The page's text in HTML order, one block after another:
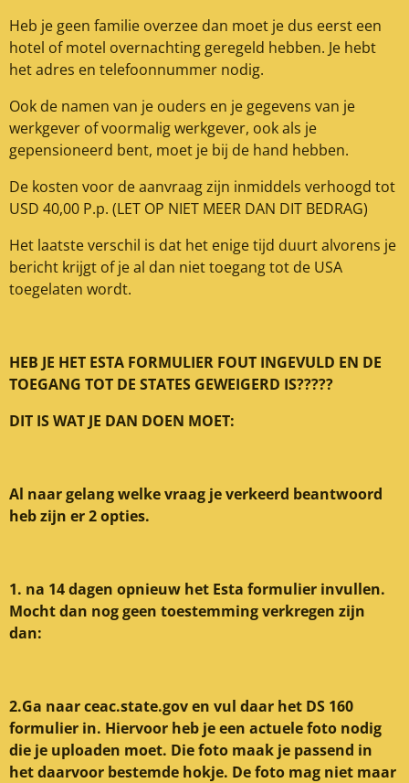
Heb je geen familie overzee dan moet je dus eerst een
hotel of motel overnachting geregeld hebben. Je hebt
het adres en telefoonnummer nodig.
Ook de namen van je ouders en je gegevens van je
werkgever of voormalig werkgever, ook als je
gepensioneerd bent, moet je bij de hand hebben.
De kosten voor de aanvraag zijn inmiddels verhoogd tot
USD 40,00 P.p. (LET OP NIET MEER DAN DIT BEDRAG)
Het laatste verschil is dat het enige tijd duurt alvorens je
bericht krijgt of je al dan niet toegang tot de USA
toegelaten wordt.
HEB JE HET ESTA FORMULIER FOUT INGEVULD EN DE
TOEGANG TOT DE STATES GEWEIGERD IS?????
DIT IS WAT JE DAN DOEN MOET:
Al naar gelang welke vraag je verkeerd beantwoord
heb zijn er 2 opties.
1. na 14 dagen opnieuw het Esta formulier invullen.
Mocht dan nog geen toestemming verkregen zijn
dan:
2.Ga naar ceac.state.gov en vul daar het DS 160
formulier in. Hiervoor heb je een actuele foto nodig
die je uploaden moet. Die foto maak je passend in
het daarvoor bestemde hokje. De foto mag niet maar